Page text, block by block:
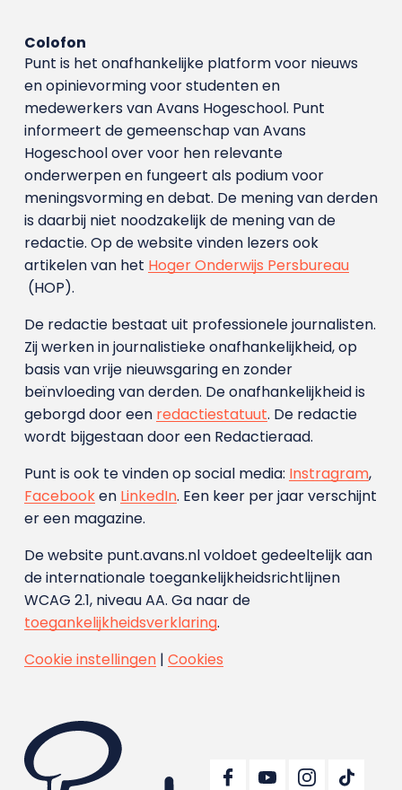
Colofon
Punt is het onafhankelijke platform voor nieuws
en opinievorming voor studenten en
medewerkers van Avans Hoge­school. Punt
informeert de gemeenschap van Avans
Hogeschool over voor hen relevante
onderwerpen en fungeert als podium voor
meningsvorming en debat. De mening van derden
is daarbij niet noodzakelijk de mening van de
redactie. Op de website vinden lezers ook
artikelen van het Hoger Onderwijs Persbureau
(HOP).
De redactie bestaat uit professionele journalisten.
Zij werken in journalistieke onafhankelijkheid, op
basis van vrije nieuwsgaring en zonder
beïnvloeding van derden. De onafhankelijkheid is
geborgd door een redactiestatuut. De redactie
wordt bijgestaan door een Redactieraad.
Punt is ook te vinden op social media: Instragram,
Facebooken LinkedIn. Een keer per jaar verschijnt
er een magazine.
De website punt.avans.nl voldoet gedeeltelijk aan
de internationale toegankelijkheidsrichtlijnen
WCAG 2.1, niveau AA. Ga naar de
toegankelijkheidsverklaring.
Cookie instellingen| Cookies